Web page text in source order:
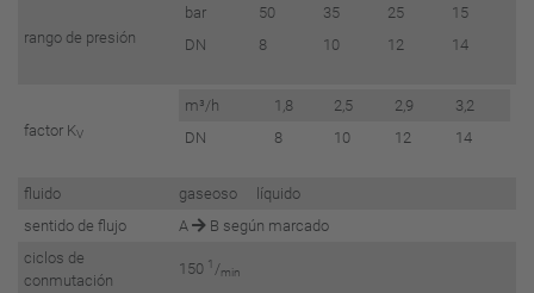
rango de presión
bar 50 35 25
15
DN
8 10 12 14
factor KV
m³/h 1,8 2,5 2,9
3,2
DN
8 10 12 14
fluido
gaseoso líquido
sentido de flujo
A
B según marcado
ciclos de
conmutación
150 1 /min